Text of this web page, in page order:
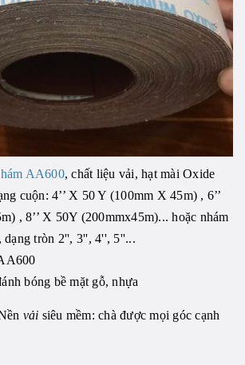
AA600, chất liệu vải, hạt mài Oxide
cuộn: 4’’ X 50 Y (100mm X 45m) , 6’’
, 8’’ X 50Y (200mmx45m)... hoặc nhám
dạng tròn 2'', 3'', 4'', 5''...
bóng bề mặt gỗ, nhựa
vải siêu mềm: chà được mọi góc cạnh